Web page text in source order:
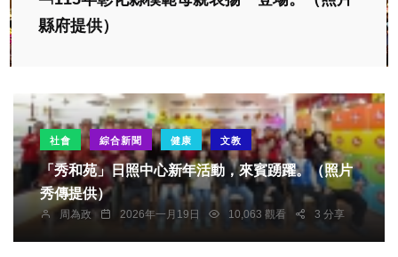
縣府提供）
社會 綜合新聞 健康 文教
「秀和苑」日照中心新年活動，來賓踴躍。（照片
秀傳提供）
周為政 2026年一月19日 10,063 觀看 3 分享
綜合新聞
國內知名「板前屋」董事長楊承樺 採購5噸雲林鰻